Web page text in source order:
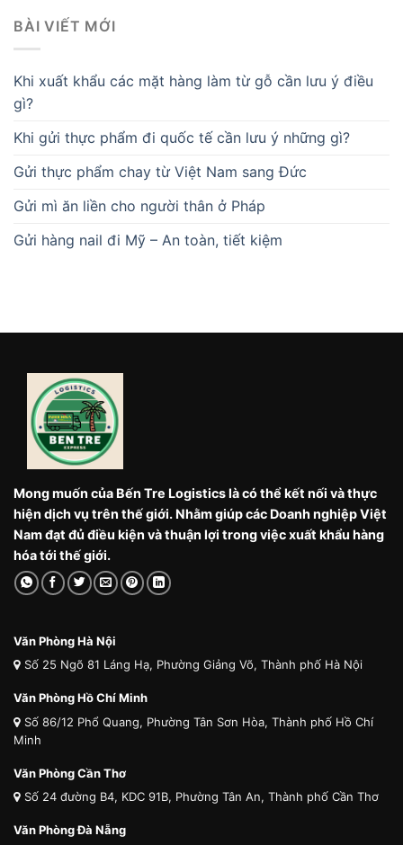
BÀI VIẾT MỚI
Khi xuất khẩu các mặt hàng làm từ gỗ cần lưu ý điều
gì?
Khi gửi thực phẩm đi quốc tế cần lưu ý những gì?
Gửi thực phẩm chay từ Việt Nam sang Đức
Gửi mì ăn liền cho người thân ở Pháp
Gửi hàng nail đi Mỹ – An toàn, tiết kiệm
Mong muốn của Bến Tre Logistics là có thể kết nối và thực
hiện dịch vụ trên thế giới. Nhằm giúp các Doanh nghiệp Việt
Nam đạt đủ điều kiện và thuận lợi trong việc xuất khẩu hàng
hóa tới thế giới.
Văn Phòng Hà Nội
Số 25 Ngõ 81 Láng Hạ, Phường Giảng Võ, Thành phố Hà Nội
Văn Phòng Hồ Chí Minh
Số 86/12 Phổ Quang, Phường Tân Sơn Hòa, Thành phố Hồ Chí
Minh
Văn Phòng Cần Thơ
Số 24 đường B4, KDC 91B, Phường Tân An, Thành phố Cần Thơ
Văn Phòng Đà Nẵng